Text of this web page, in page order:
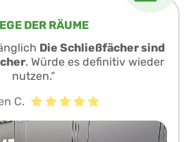
DER RÄUME
Die Schließfächer sind
. Würde es definitiv wieder
nutzen.“
C.